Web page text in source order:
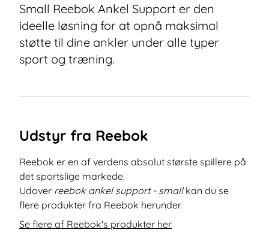
Small Reebok Ankel Support er den
ideelle løsning for at opnå maksimal
støtte til dine ankler under alle typer
sport og træning.
Udstyr fra Reebok
Reebok er en af verdens absolut største spillere på
det sportslige markede.
Udover reebok ankel support - smallkan du se
flere produkter fra Reebok herunder
Se flere af Reebok's produkter her